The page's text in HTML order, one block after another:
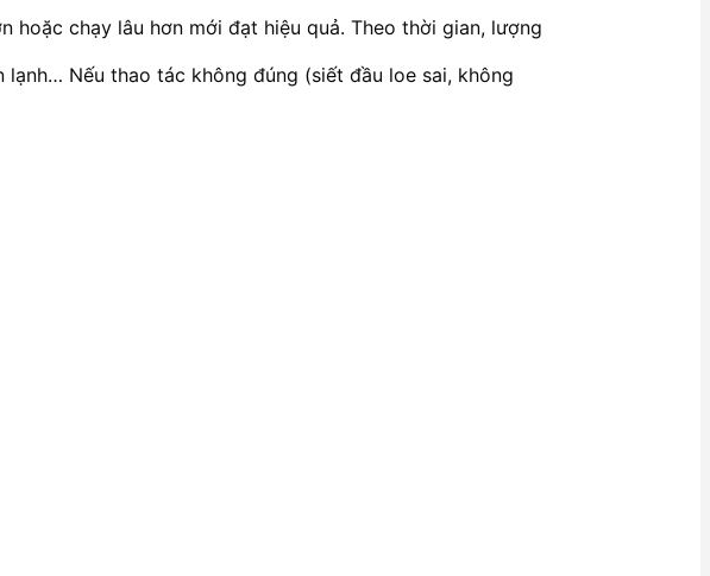
hoặc chạy lâu hơn mới đạt hiệu quả. Theo thời gian, lượng
Nếu thao tác không đúng (siết đầu loe sai, không